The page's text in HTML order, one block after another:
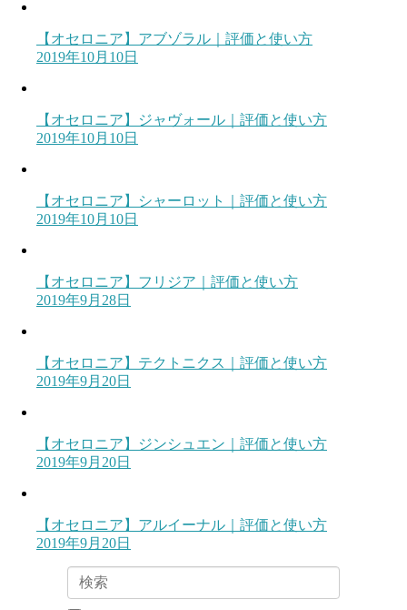
【オセロニア】アブゾラル｜評価と使い方
2019年10月10日
【オセロニア】ジャヴォール｜評価と使い方
2019年10月10日
【オセロニア】シャーロット｜評価と使い方
2019年10月10日
【オセロニア】フリジア｜評価と使い方
2019年9月28日
【オセロニア】テクトニクス｜評価と使い方
2019年9月20日
【オセロニア】ジンシュエン｜評価と使い方
2019年9月20日
【オセロニア】アルイーナル｜評価と使い方
2019年9月20日